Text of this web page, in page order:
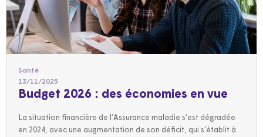
Santé
13/11/2025
Budget 2026 : des économies en vue
La situation financière de l’Assurance maladie s’est dégradée
en 2024, avec une augmentation de son déficit, qui s’établit à